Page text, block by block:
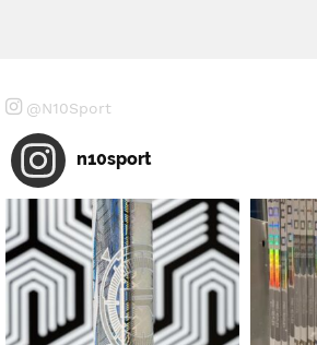
@N10Sport
n10sport